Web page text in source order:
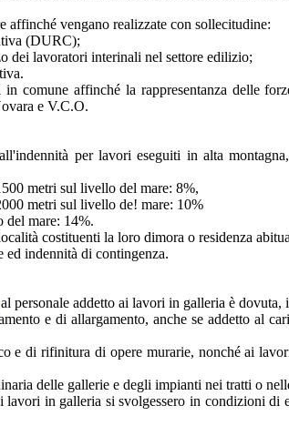
vengano realizzate con sollecitudine:
(DURC);
dei lavoratori interinali nel settore edilizio;
comune affinché la rappresentanza delle
e V.C.O.
per lavori eseguiti in alta
metri sul livello del mare: 8%,
metri sul livello de! mare: 10%
del mare: 14%.
costituenti la loro dimora o residenza
ed indennità di contingenza.
personale addetto ai lavori in galleria è
e di allargamento, anche se addetto al
di rifinitura di opere murarie, nonché ai
delle gallerie e degli impianti nei tratti o
lavori in galleria si svolgessero in condizioni di